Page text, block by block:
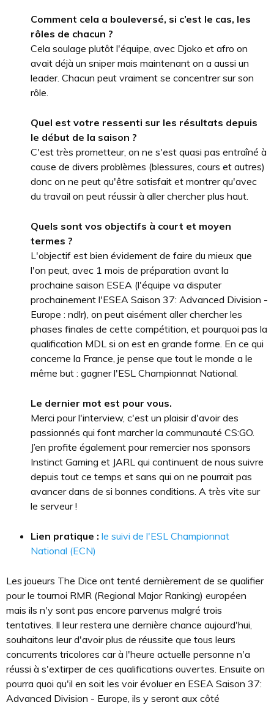
Comment cela a bouleversé, si c’est le cas, les
rôles de chacun ?
Cela soulage plutôt l'équipe, avec Djoko et afro on
avait déjà un sniper mais maintenant on a aussi un
leader. Chacun peut vraiment se concentrer sur son
rôle.
Quel est votre ressenti sur les résultats depuis
le début de la saison ?
C'est très prometteur, on ne s'est quasi pas entraîné à
cause de divers problèmes (blessures, cours et autres)
donc on ne peut qu'être satisfait et montrer qu'avec
du travail on peut réussir à aller chercher plus haut.
Quels sont vos objectifs à court et moyen
termes ?
L'objectif est bien évidement de faire du mieux que
l'on peut, avec 1 mois de préparation avant la
prochaine saison ESEA (l'équipe va disputer
prochainement l'ESEA Saison 37: Advanced Division -
Europe : ndlr), on peut aisément aller chercher les
phases finales de cette compétition, et pourquoi pas la
qualification MDL si on est en grande forme. En ce qui
concerne la France, je pense que tout le monde a le
même but : gagner l'ESL Championnat National.
Le dernier mot est pour vous.
Merci pour l'interview, c'est un plaisir d'avoir des
passionnés qui font marcher la communauté CS:GO.
J’en profite également pour remercier nos sponsors
Instinct Gaming et JARL qui continuent de nous suivre
depuis tout ce temps et sans qui on ne pourrait pas
avancer dans de si bonnes conditions. A très vite sur
le serveur !
Lien pratique : le suivi de l'ESL Championnat
National (ECN)
Les joueurs The Dice ont tenté dernièrement de se qualifier
pour le tournoi RMR (Regional Major Ranking) européen
mais ils n'y sont pas encore parvenus malgré trois
tentatives. Il leur restera une dernière chance aujourd'hui,
souhaitons leur d'avoir plus de réussite que tous leurs
concurrents tricolores car à l'heure actuelle personne n'a
réussi à s'extirper de ces qualifications ouvertes. Ensuite on
pourra quoi qu'il en soit les voir évoluer en ESEA Saison 37:
Advanced Division - Europe, ils y seront aux côté